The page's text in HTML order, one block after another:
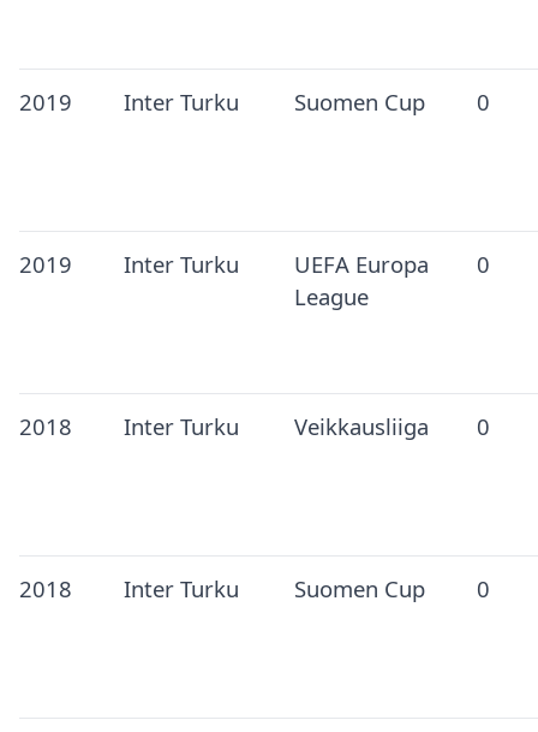
2019 Inter Turku Suomen Cup 0
2019 Inter Turku
UEFA Europa
League
0
2018 Inter Turku Veikkausliiga 0
2018 Inter Turku Suomen Cup 0